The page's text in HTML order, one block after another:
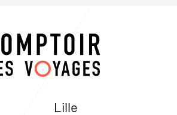
Lille